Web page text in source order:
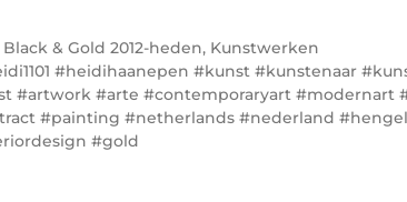
Black & Gold 2012-heden, Kunstwerken
#heidihaanepen #kunst #kunstenaar
#artwork #arte #contemporaryart #modernart
#painting #netherlands #nederland
#gold